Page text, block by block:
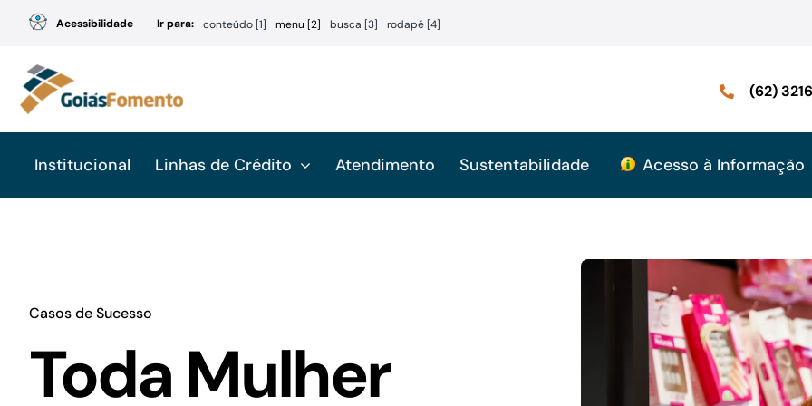
conteúdo
Acessibilidade Ir para: conteúdo [1] menu [2] busca [3] rodapé [4]
(62)
Institucional Linhas de Crédito Atendimento Sustentabilidade Acesso à Informação
Casos de Sucesso
Toda Mulher